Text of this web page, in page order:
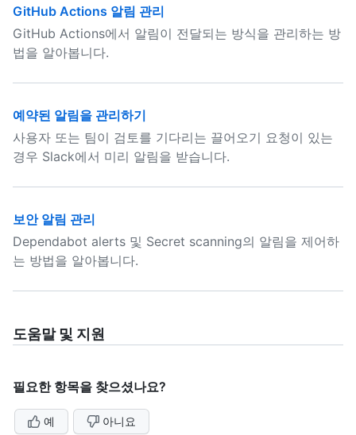
GitHub Actions 알림 관리
GitHub Actions에서 알림이 전달되는 방식을 관리하는 방
법을 알아봅니다.
예약된 알림을 관리하기
사용자 또는 팀이 검토를 기다리는 끌어오기 요청이 있는
경우 Slack에서 미리 알림을 받습니다.
보안 알림 관리
Dependabot alerts 및 Secret scanning의 알림을 제어하
는 방법을 알아봅니다.
도움말 및 지원
필요한 항목을 찾으셨나요?
예 아니요